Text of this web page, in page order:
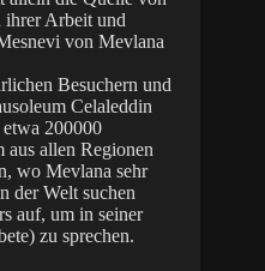
ihrer Arbeit und
von Mevlana
Besuchern und
Celaleddin
200000
aus allen Regionen
wo Mevlana sehr
der Welt suchen
auf, um in seiner
zu sprechen.